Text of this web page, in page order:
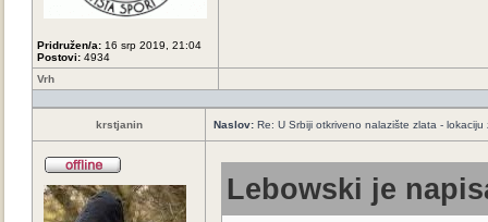
Pridružen/a: 16 srp 2019, 21:04
Postovi: 4934
Vrh
krstjanin Naslov: Re: U Srbiji otkriveno nalazište zlata -
Lebowski je